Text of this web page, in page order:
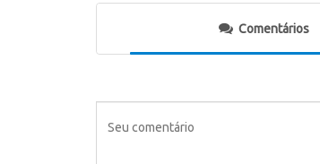
Comentários